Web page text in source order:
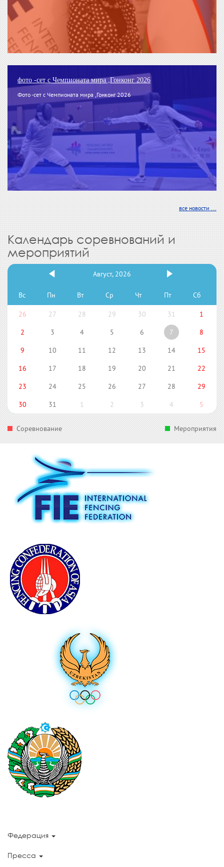
фото -сет с Чемпионата мира ,Гонконг 2026
Фото -сет с Чемпионата мира ,Гонконг 2026
все новости ...
Календарь соревнований и
мероприятий
Август, 2026
Вс Пн Вт Ср Чт Пт Сб
26 27 28 29 30 31
1
2
3 4 5 6 7
8
9
10 11 12 13 14
15
16
17 18 19 20 21
22
23
24 25 26 27 28
29
30
31 1 2 3 4 5
Соревнование Мероприятия
Федерация
Пресса